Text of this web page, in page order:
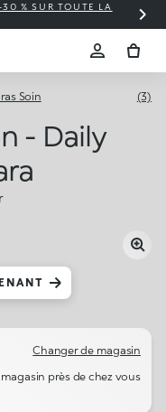
% SUR TOUTE LA
Soin (3)
- Daily
Changer de magasin
près de chez vous